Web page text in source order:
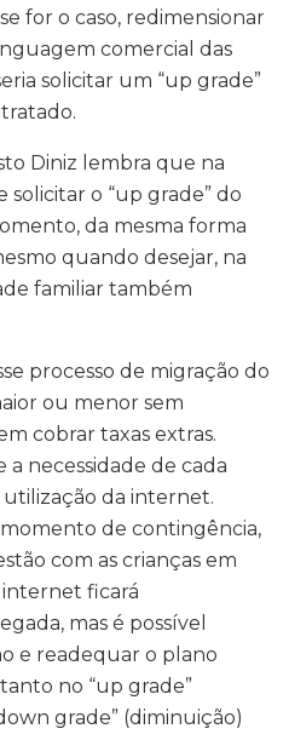
for o caso, redimensionar
comercial das
solicitar um “up grade”
Diniz lembra que na
o “up grade” do
da mesma forma
quando desejar, na
familiar também
processo de migração do
ou menor sem
cobrar taxas extras.
a necessidade de cada
da internet.
de contingência,
com as crianças em
internet ficará
mas é possível
e readequar o plano
no “up grade”
grade” (diminuição)